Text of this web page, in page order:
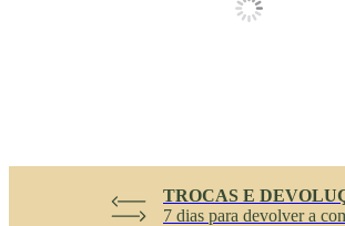
ATENDIMENTO
Segunda à Sexta das 8h